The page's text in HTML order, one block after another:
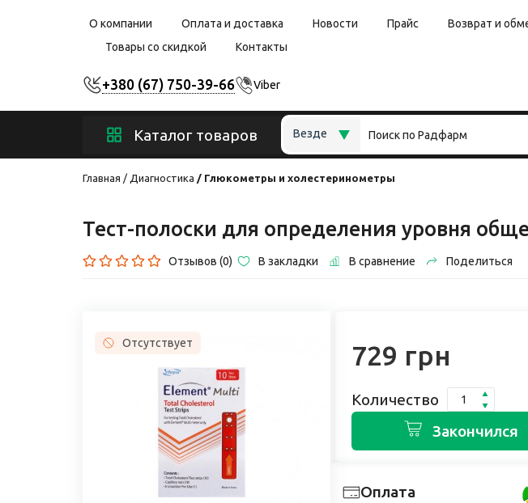
О компании Оплата и доставка Новости Прайс
Возврат и
Товары со скидкой
Контакты
+380 (67) 750-39-66 Viber
Каталог товаров
Везде
Главная Диагностика Глюкометры и холестеринометры
Тест-полоски для определения уровня
Отзывов (0) В закладки В сравнение Поделиться
Отсутствует 729 грн
Количество
Закончился
Оплата